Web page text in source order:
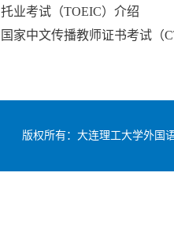
托业考试（TOEIC）介绍
国家中文传播教师证书考试（
版权所有：大连理工大学外国